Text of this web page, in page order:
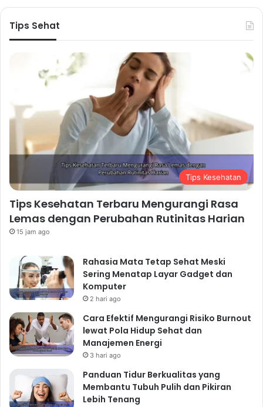
Tips Sehat
Tips Kesehatan
Tips Kesehatan Terbaru Mengurangi Rasa
Lemas dengan Perubahan Rutinitas Harian
15 jam ago
Rahasia Mata Tetap Sehat Meski
Sering Menatap Layar Gadget dan
Komputer
2 hari ago
Cara Efektif Mengurangi Risiko Burnout
lewat Pola Hidup Sehat dan
Manajemen Energi
3 hari ago
Panduan Tidur Berkualitas yang
Membantu Tubuh Pulih dan Pikiran
Lebih Tenang